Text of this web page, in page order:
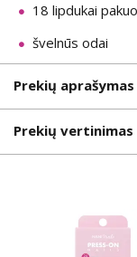
18 lipdukai
švelnūs odai
Prekių aprašymas
Prekių vertinimas